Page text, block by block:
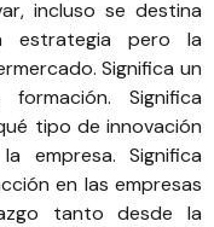
incluso se destina
estrategia pero la
Significa un
Significa
tipo de innovación
empresa. Significa
en las empresas
tanto desde la